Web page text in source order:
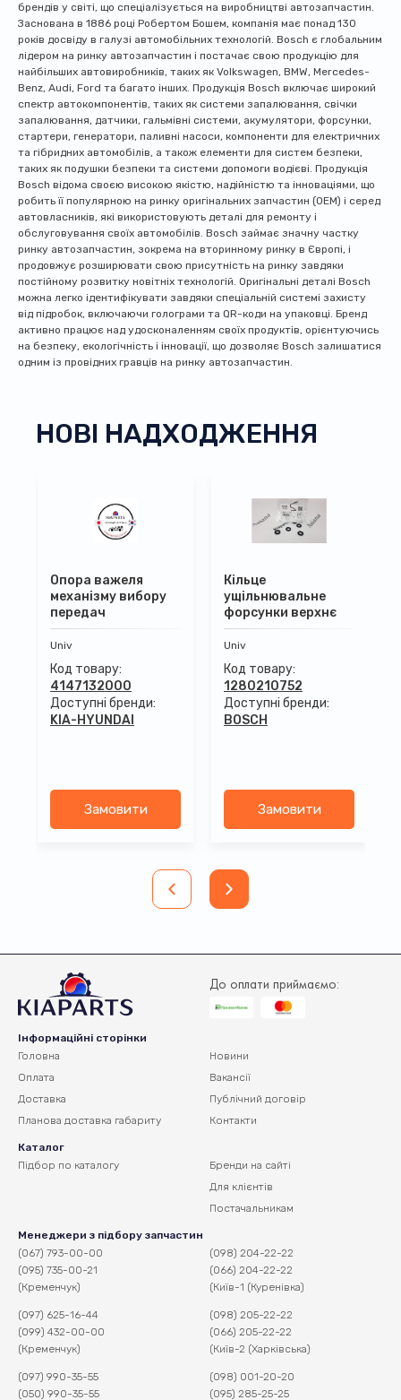
брендів у світі, що спеціалізується на виробництві автозапчастин.
Заснована в 1886 році Робертом Бошем, компанія має понад 130
років досвіду в галузі автомобільних технологій. Bosch є глобальним
лідером на ринку автозапчастин і постачає свою продукцію для
найбільших автовиробників, таких як Volkswagen, BMW, Mercedes-
Benz, Audi, Ford та багато інших. Продукція Bosch включає широкий
спектр автокомпонентів, таких як системи запалювання, свічки
запалювання, датчики, гальмівні системи, акумулятори, форсунки,
стартери, генератори, паливні насоси, компоненти для електричних
та гібридних автомобілів, а також елементи для систем безпеки,
таких як подушки безпеки та системи допомоги водієві. Продукція
Bosch відома своєю високою якістю, надійністю та інноваціями, що
робить її популярною на ринку оригінальних запчастин (OEM) і серед
автовласників, які використовують деталі для ремонту і
обслуговування своїх автомобілів. Bosch займає значну частку
ринку автозапчастин, зокрема на вторинному ринку в Європі, і
продовжує розширювати свою присутність на ринку завдяки
постійному розвитку новітніх технологій. Оригінальні деталі Bosch
можна легко ідентифікувати завдяки спеціальній системі захисту
від підробок, включаючи голограми та QR-коди на упаковці. Бренд
активно працює над удосконаленням своїх продуктів, орієнтуючись
на безпеку, екологічність і інновації, що дозволяє Bosch залишатися
одним із провідних гравців на ринку автозапчастин.
НОВІ НАДХОДЖЕННЯ
Опора важеля
механізму вибору
передач
Univ
Код товару:
4147132000
Доступні бренди:
KIA-HYUNDAI
Замовити
Кільце
ущільнювальне
форсунки верхнє
Univ
Код товару:
1280210752
Доступні бренди:
BOSCH
Замовити
До оплати приймаємо:
Інформаційні сторінки
Головна
Оплата
Доставка
Планова доставка габариту
Новини
Вакансії
Публічний договір
Контакти
Каталог
Підбор по каталогу
Бренди на сайті
Для клієнтів
Постачальникам
Менеджери з підбору запчастин
(067) 793-00-00
(095) 735-00-21
(Кременчук)
(097) 625-16-44
(099) 432-00-00
(Кременчук)
(097) 990-35-55
(050) 990-35-55
(098) 204-22-22
(066) 204-22-22
(Київ-1 (Куренівка)
(098) 205-22-22
(066) 205-22-22
(Київ-2 (Харківська)
(098) 001-20-20
(095) 285-25-25